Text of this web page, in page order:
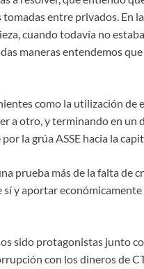
entre privados. En
cuando todavía no
maneras entendemos
como la utilización de
a otro, y terminando en un
la grúa ASSE hacia la
prueba más de la falta
sí y aportar
sido protagonistas junto
con los dineros de